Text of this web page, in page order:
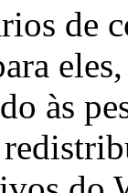
de
às